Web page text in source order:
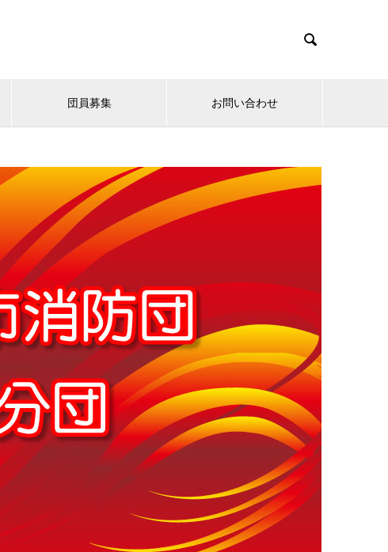

団員募集 お問い合わせ